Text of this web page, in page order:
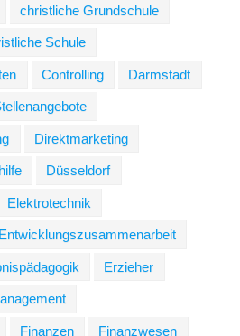
christliche Grundschule
Schule
Controlling Darmstadt
Direktmarketing
Düsseldorf
Elektrotechnik
Entwicklungszusammenarbeit
Erzieher
Finanzen Finanzwesen